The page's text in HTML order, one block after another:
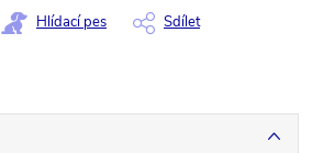
Hlídací pes Sdílet